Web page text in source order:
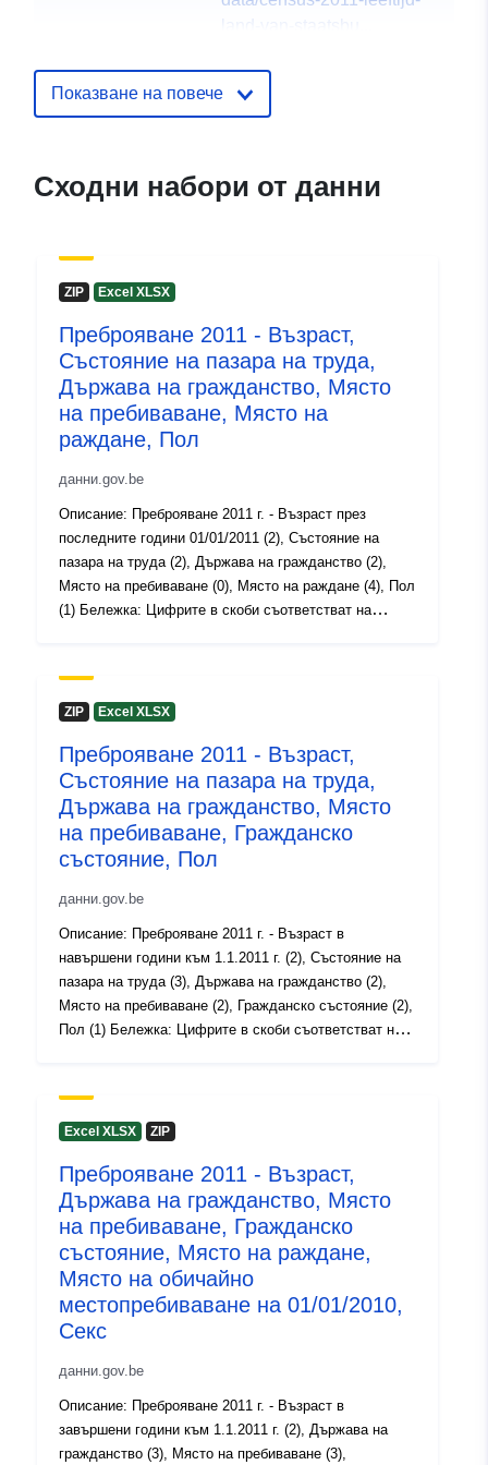
Езици:
English
French
Издател:
North Gate II & III - INS
Звено за връзка:
Statbel (Generaldirektion
Statistik - Statistics Belgium)
Имейл:
https://statbel.fgov.be/nl
https://statbel.fgov.be/en
https://statbel.fgov.be/de
Пространствени
Координати: [ [ 2.54, 51.51
], [ 6.41, 51.51 ], [ 6.41, 49.49
], [ 2.54, 49.49 ], [ 2.54, 51.51
] ]
Идентификатор
и:
NodeID653
uriRef: http://data.europa.eu/88u/dataset/
Времеви
обхват:
- 31 December 2011
01 January 2011
- 31 December 2011
01 January 2011
31 December 2011
Показване на повече
Сходни набори от данни
ZIP Excel XLSX
Преброяване 2011 - Възраст,
Състояние на пазара на труда,
Държава на гражданство, Място
на пребиваване, Място на
раждане, Пол
данни.gov.be
Описание: Преброяване 2011 г. - Възраст през
последните години 01/01/2011 (2), Състояние на
пазара на труда (2), Държава на гражданство (2),
Място на пребиваване (0), Място на раждане (4), Пол
(1) Бележка: Цифрите в скоби съответстват на
променливи, Регламент (ЕС) No 519/2010 (PDF, 1.04
MB), Регламент (ЕО) No 1201/2009 (PDF, 2.08 MB)
намерите на Преброяване 2011
ZIP Excel XLSX
Преброяване 2011 - Възраст,
Състояние на пазара на труда,
Държава на гражданство, Място
на пребиваване, Гражданско
състояние, Пол
данни.gov.be
Описание: Преброяване 2011 г. - Възраст в
навършени години към 1.1.2011 г. (2), Състояние на
пазара на труда (3), Държава на гражданство (2),
Място на пребиваване (2), Гражданско състояние (2),
Пол (1) Бележка: Цифрите в скоби съответстват на
Regulation (EU) No 519/2010 (PDF, 1.04 MB),
Regulation (EC) No 1201/2009 (PDF, 2.08 MB)
Регламент (ЕС) No 519/2010 (PDF, 1.04 MB),
Регламент (ЕО) No 1201/2009 (PDF, 2.08 MB) Повече
информация, данни и публикации можете да
намерите на Преброяване 2011
Excel XLSX ZIP
Преброяване 2011 - Възраст,
Държава на гражданство, Място
на пребиваване, Гражданско
състояние, Място на раждане,
Място на обичайно
местопребиваване на 01/01/2010,
Секс
данни.gov.be
Описание: Преброяване 2011 г. - Възраст в
завършени години към 1.1.2011 г. (2), Държава на
гражданство (3), Място на пребиваване (3),